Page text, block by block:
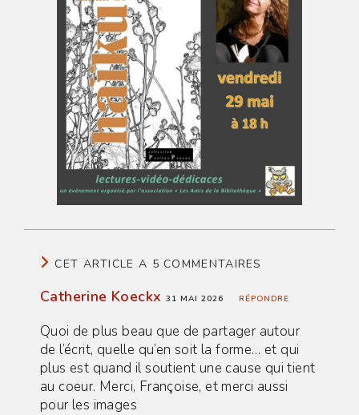
CET ARTICLE A 5 COMMENTAIRES
Catherine Koeckx 31 MAI 2026 RÉPONDRE
Quoi de plus beau que de partager autour
de l’écrit, quelle qu’en soit la forme… et qui
plus est quand il soutient une cause qui tient
au coeur. Merci, Françoise, et merci aussi
pour les images